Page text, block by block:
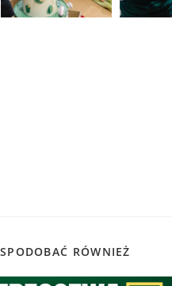
RÓWNIEŻ